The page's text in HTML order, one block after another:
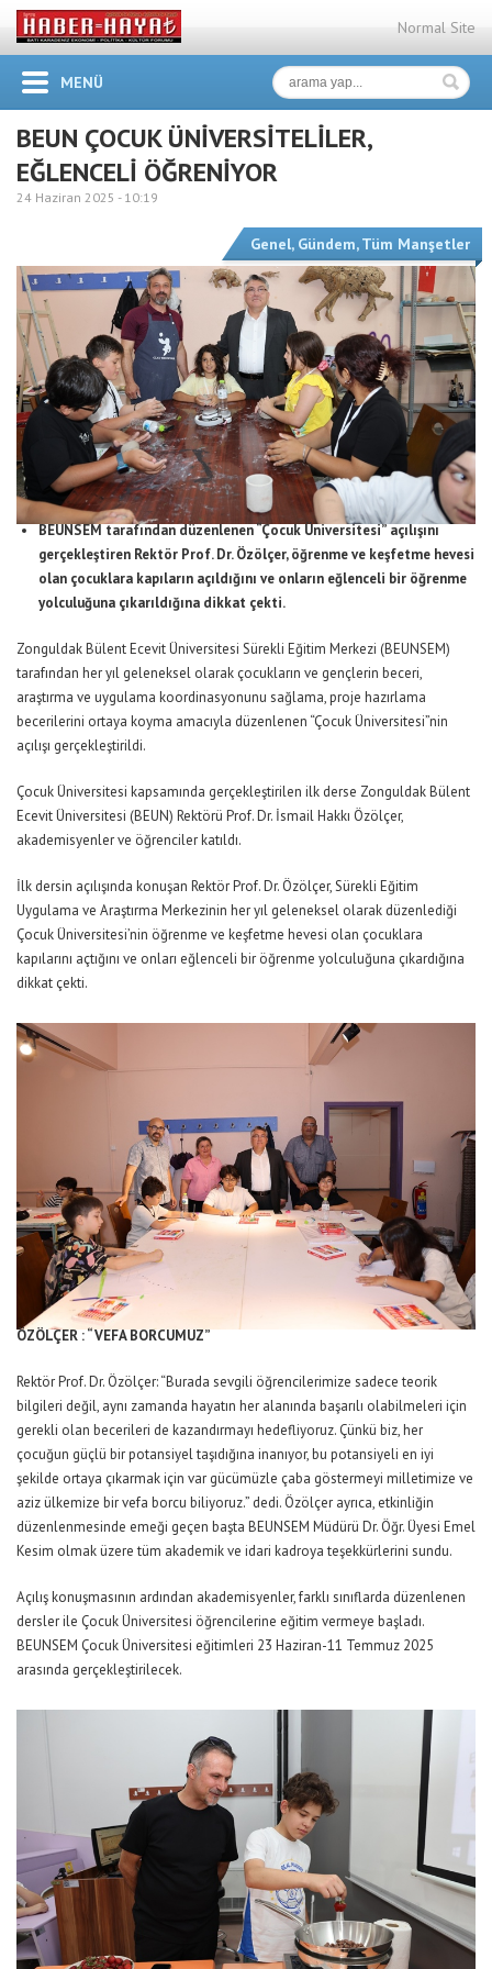
Normal Site
MENÜ
BEUN ÇOCUK ÜNİVERSİTELİLER,
EĞLENCELİ ÖĞRENİYOR
24 Haziran 2025 - 10:19
Genel, Gündem,Tüm Manşetler
BEUNSEM tarafından düzenlenen “Çocuk Üniversitesi” açılışını
gerçekleştiren Rektör Prof. Dr. Özölçer, öğrenme ve keşfetme hevesi
olan çocuklara kapıların açıldığını ve onların eğlenceli bir öğrenme
yolculuğuna çıkarıldığına dikkat çekti.
Zonguldak Bülent Ecevit Üniversitesi Sürekli Eğitim Merkezi (BEUNSEM)
tarafından her yıl geleneksel olarak çocukların ve gençlerin beceri,
araştırma ve uygulama koordinasyonunu sağlama, proje hazırlama
becerilerini ortaya koyma amacıyla düzenlenen “Çocuk Üniversitesi”nin
açılışı gerçekleştirildi.
Çocuk Üniversitesi kapsamında gerçekleştirilen ilk derse Zonguldak Bülent
Ecevit Üniversitesi (BEUN) Rektörü Prof. Dr. İsmail Hakkı Özölçer,
akademisyenler ve öğrenciler katıldı.
İlk dersin açılışında konuşan Rektör Prof. Dr. Özölçer, Sürekli Eğitim
Uygulama ve Araştırma Merkezinin her yıl geleneksel olarak düzenlediği
Çocuk Üniversitesi’nin öğrenme ve keşfetme hevesi olan çocuklara
kapılarını açtığını ve onları eğlenceli bir öğrenme yolculuğuna çıkardığına
dikkat çekti.
ÖZÖLÇER : “VEFA BORCUMUZ”
Rektör Prof. Dr. Özölçer: “Burada sevgili öğrencilerimize sadece teorik
bilgileri değil, aynı zamanda hayatın her alanında başarılı olabilmeleri için
gerekli olan becerileri de kazandırmayı hedefliyoruz. Çünkü biz, her
çocuğun güçlü bir potansiyel taşıdığına inanıyor, bu potansiyeli en iyi
şekilde ortaya çıkarmak için var gücümüzle çaba göstermeyi milletimize ve
aziz ülkemize bir vefa borcu biliyoruz.” dedi. Özölçer ayrıca, etkinliğin
düzenlenmesinde emeği geçen başta BEUNSEM Müdürü Dr. Öğr. Üyesi Emel
Kesim olmak üzere tüm akademik ve idari kadroya teşekkürlerini sundu.
Açılış konuşmasının ardından akademisyenler, farklı sınıflarda düzenlenen
dersler ile Çocuk Üniversitesi öğrencilerine eğitim vermeye başladı.
BEUNSEM Çocuk Üniversitesi eğitimleri 23 Haziran-11 Temmuz 2025
arasında gerçekleştirilecek.